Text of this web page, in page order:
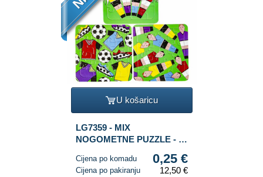
U košaricu
LG7359 - MIX
NOGOMETNE PUZZLE - 14
Cijena po komadu 0,25 €
Cijena po pakiranju 12,50 €